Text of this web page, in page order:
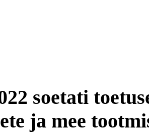
soetati
ja mee